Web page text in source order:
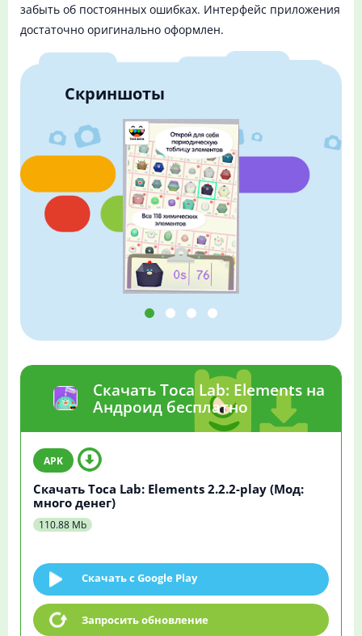
забыть об постоянных ошибках. Интерфейс приложения
достаточно оригинально оформлен.
Скриншоты
Скачать Toca Lab: Elements на
Андроид бесплатно
Скачать Toca Lab: Elements 2.2.2-play (Мод:
много денег)
110.88 Mb
Скачать c Google Play
Запросить обновление